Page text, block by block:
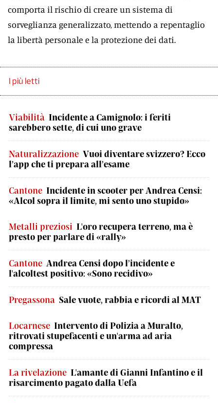
comporta il rischio di creare un sistema di
sorveglianza generalizzato, mettendo a repentaglio
la libertà personale e la protezione dei dati.
I più letti
Viabilità Incidente a Camignolo: i feriti
sarebbero sette, di cui uno grave
Naturalizzazione Vuoi diventare svizzero? Ecco
l’app che ti prepara all’esame
Cantone Incidente in scooter per Andrea Censi:
«Alcol sopra il limite, mi sento uno stupido»
Metalli preziosi L'oro recupera terreno, ma è
presto per parlare di «rally»
Cantone Andrea Censi dopo l’incidente e
l'alcoltest positivo: «Sono recidivo»
Pregassona Sale vuote, rabbia e ricordi al MAT
Locarnese Intervento di Polizia a Muralto,
ritrovati stupefacenti e un'arma ad aria
compressa
La rivelazione L'amante di Gianni Infantino e il
risarcimento pagato dalla Uefa